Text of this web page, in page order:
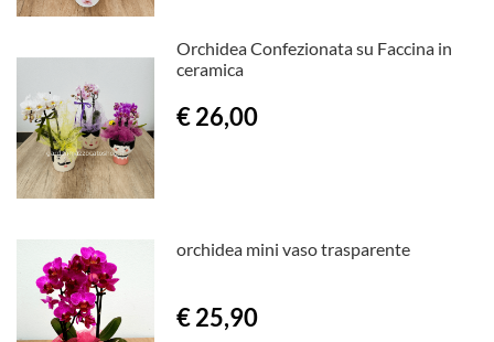
Orchidea Confezionata su Faccina in
ceramica
€ 26,00
orchidea mini vaso trasparente
€ 25,90